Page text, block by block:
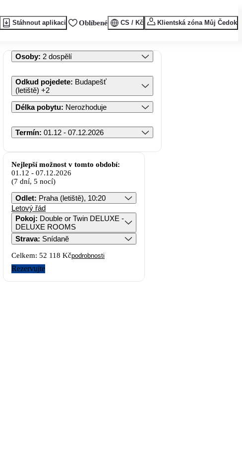
Stáhnout aplikaci Oblíbené CS / Kč Klientská zóna Můj Čedok
Osoby: 2 dospělí
Odkud pojedete: Budapešť
(letiště) +2
Délka pobytu: Nerozhoduje
Termín: 01.12 - 07.12.2026
Nejlepší možnost v tomto období:
01.12 - 07.12.2026
(7 dní, 5 nocí)
Odlet: Praha (letiště), 10:20
Letový řád
Pokoj: Double or Twin DELUXE -
DELUXE ROOMS
Strava: Snídaně
Celkem: 52 118 Kčpodrobnosti
Rezervujte